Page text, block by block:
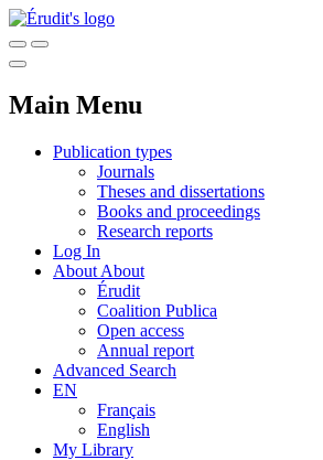
Main Menu
Publication types
Journals
Theses and dissertations
Books and proceedings
Research reports
Log In
About About
Érudit
Coalition Publica
Open access
Annual report
Advanced Search
EN
Français
English
My Library